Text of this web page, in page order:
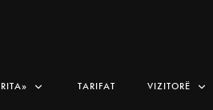
TARIFAT VIZITORË